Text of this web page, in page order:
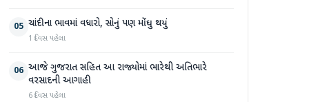
05 ચાંદીના ભાવમાં વધારો, સોનું પણ મોંઘુ થયું
1 દિવસ પહેલા
06 આજે ગુજરાત સહિત આ રાજ્યોમાં ભારેથી અતિભારે
વરસાદની આગાહી
6 દિવસ પહેલા